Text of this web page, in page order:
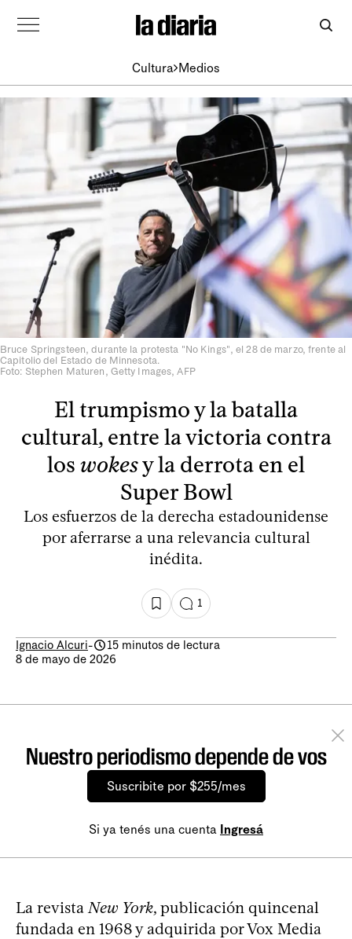
Cultura Medios
Bruce Springsteen, durante la protesta "No Kings", el 28 de marzo, frente al
Capitolio del Estado de Minnesota.
Foto: Stephen Maturen, Getty Images, AFP
El trumpismo y la batalla
cultural, entre la victoria contra
los wokesy la derrota en el
Super Bowl
Los esfuerzos de la derecha estadounidense
por aferrarse a una relevancia cultural
inédita.
1
Ignacio Alcuri-
15 minutos de lectura
8 de mayo de 2026
Nuestro periodismo depende de vos
Suscribite por $255/mes
Si ya tenés una cuenta Ingresá
La revista New York, publicación quincenal
fundada en 1968 y adquirida por Vox Media